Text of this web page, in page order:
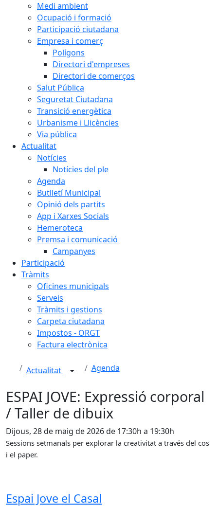
Medi ambient
Ocupació i formació
Participació ciutadana
Empresa i comerç
Polígons
Directori d'empreses
Directori de comerços
Salut Pública
Seguretat Ciutadana
Transició energètica
Urbanisme i Llicències
Via pública
Actualitat
Notícies
Notícies del ple
Agenda
Butlletí Municipal
Opinió dels partits
App i Xarxes Socials
Hemeroteca
Premsa i comunicació
Campanyes
Participació
Tràmits
Oficines municipals
Serveis
Tràmits i gestions
Carpeta ciutadana
Impostos - ORGT
Factura electrònica
Actualitat Agenda
ESPAI JOVE: Expressió corporal
/ Taller de dibuix
Dijous, 28 de maig de 2026 de 17:30h a 19:30h
Sessions setmanals per explorar la creativitat a través del cos
i el paper.
Espai Jove el Casal